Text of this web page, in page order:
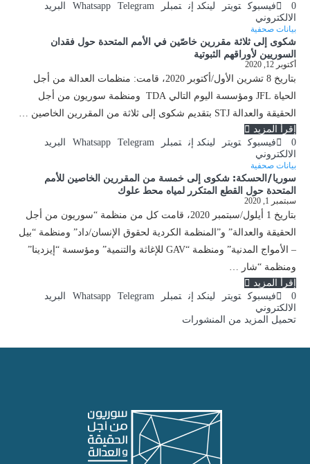
0
فيسبوك تويتر لينكد إن تمبلر Whatsapp Telegram
البريد
الالكتروني
بيانات صحفية
شكوى إلى ثلاثة مقررين خاصّين في الأمم المتحدة حول فقدان
السوريين لأوراقهم الثبوتية
أكتوبر 12, 2020
بتاريخ 8 تشرين الأول/أكتوبر 2020، قامت: منظمات العدالة من أجل
الحياة JFL ومؤسسة اليوم التالي TDA ومنظمة سوريون من أجل
الحقيقة والعدالة STJ بتقديم شكوى إلى ثلاثة من المقررين الخاصين …
إقرأ المزيد
0
فيسبوك تويتر لينكد إن تمبلر Whatsapp Telegram
البريد
الالكتروني
بيانات صحفية
سوريا/الحسكة: شكوى إلى خمسة من المقررين الخاصين للأمم
المتحدة حول القطع المتكرر لمياه محط علوك
سبتمبر 1, 2020
بتاريخ 1 أيلول/سبتمبر 2020، قامت كل من منظمة “سوريون من أجل
الحقيقة والعدالة” و”المنظمة الكردية لحقوق الإنسان/داد” ومنظمة “بيل
– الأمواج المدنية” ومنظمة “GAV للإغاثة والتنمية” ومؤسسة “إيزدينا”
ومنظمة “شار …
إقرأ المزيد
0
فيسبوك تويتر لينكد إن تمبلر Whatsapp Telegram
البريد
الالكتروني
تحميل المزيد من المنشورات